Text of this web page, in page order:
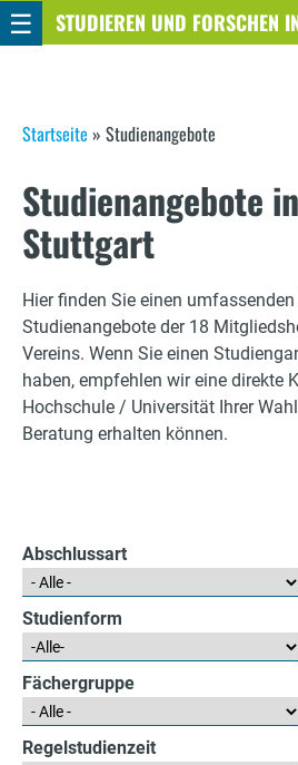
Direkt
zum
STUDIEREN UND FORSCHEN
STUTTGART
☰
S
i
e
s
i
n
d
h
r
Startseite » Studienangebote
Studienangebote
Stuttgart
Hier finden Sie einen
Studienangebote der 18
Vereins. Wenn Sie einen
haben, empfehlen wir eine direkte
Hochschule / Universität Ihrer
Beratung erhalten können.
Abschlussart
Studienform
Fächergruppe
Regelstudienzeit